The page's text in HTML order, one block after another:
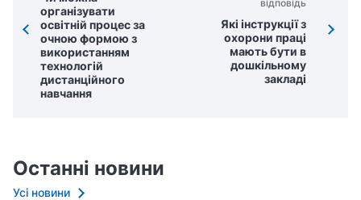
організувати
освітній процес за
очною формою з
використанням
технологій
дистанційного
навчання
відповідь
Які інструкції з
охорони праці
мають бути в
дошкільному
закладі
Останні новини
Усі новини